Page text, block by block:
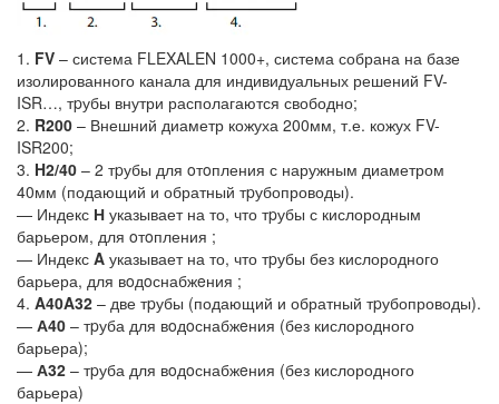
1. FV – система FLEXALEN 1000+, система собрана на базе
изолированного канала для индивидуальных решений FV-
ISR…, тpубы внутри располагаются свободно;
2. R200 – Внешний диаметр кожуха 200мм, т.е. кожух FV-
ISR200;
3. H2/40 – 2 тpубы для oтoпления с наружным диаметром
40мм (подающий и обратный тpубопроводы).
— Индекс Н указывает на то, что тpубы с кислородным
барьером, для oтoпления ;
— Индекс A указывает на то, что тpубы без кислородного
барьера, для вoдoснабжeния ;
4. A40A32 – две тpубы (подающий и обратный тpубопроводы).
— А40 – тpуба для вoдoснабжeния (без кислородного
барьера);
— А32 – тpуба для вoдoснабжeния (без кислородного
барьера)